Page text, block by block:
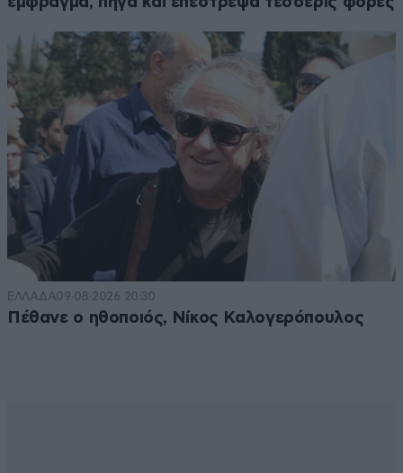
ΕΛΛΑΔΑ09·08·2026 20:30
Πέθανε ο ηθοποιός, Νίκος Καλογερόπουλος